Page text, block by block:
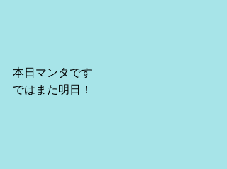
本日マンタです
ではまた明日！